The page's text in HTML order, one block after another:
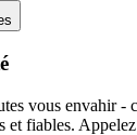
vous envahir -
et fiables.